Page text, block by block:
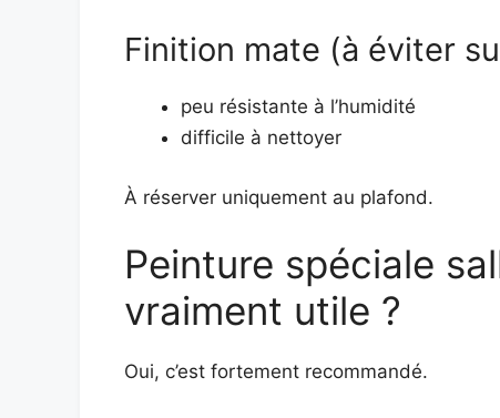
Finition mate (à éviter
peu résistante à l’humidité
difficile à nettoyer
À réserver uniquement au plafond.
Peinture spéciale
vraiment utile ?
Oui, c’est fortement recommandé.